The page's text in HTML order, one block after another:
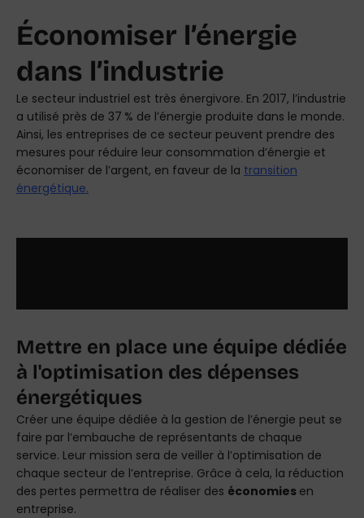
Économiser l’énergie
dans l’industrie
Le secteur industriel est très énergivore. En 2017, l’industrie
a utilisé près de 37 % de l’énergie produite dans le monde.
Ainsi, les entreprises de ce secteur peuvent prendre des
mesures pour réduire leur consommation d’énergie et
économiser de l’argent, en faveur de la transition
énergétique.
Mettre en place une équipe dédiée
à l'optimisation des dépenses
énergétiques
Créer une équipe dédiée à la gestion de l’énergie peut se
faire par l’embauche de représentants de chaque
service. Leur mission sera de veiller à l’optimisation de
chaque secteur de l’entreprise. Grâce à cela, la réduction
des pertes permettra de réaliser des économies en
entreprise.